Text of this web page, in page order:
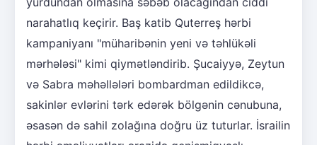
narahatlıq keçirir. Baş katib Quterreş hərbi
kampaniyanı "müharibənin yeni və təhlükəli
mərhələsi" kimi qiymətləndirib. Şucaiyyə, Zeytun
və Sabra məhəllələri bombardman edildikcə,
sakinlər evlərini tərk edərək bölgənin cənubuna,
əsasən də sahil zolağına doğru üz tuturlar. İsrailin